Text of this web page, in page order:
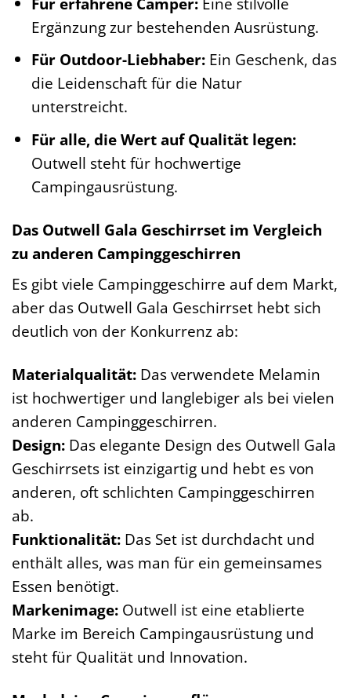
Ergänzung zur bestehenden Ausrüstung.
Für Outdoor-Liebhaber:Ein Geschenk, das
die Leidenschaft für die Natur
unterstreicht.
Für alle, die Wert auf Qualität legen:
Outwell steht für hochwertige
Campingausrüstung.
Das Outwell Gala Geschirrset im Vergleich
zu anderen Campinggeschirren
Es gibt viele Campinggeschirre auf dem Markt,
aber das Outwell Gala Geschirrset hebt sich
deutlich von der Konkurrenz ab:
Materialqualität: Das verwendete Melamin
ist hochwertiger und langlebiger als bei vielen
anderen Campinggeschirren.
Design: Das elegante Design des Outwell Gala
Geschirrsets ist einzigartig und hebt es von
anderen, oft schlichten Campinggeschirren
ab.
Funktionalität: Das Set ist durchdacht und
enthält alles, was man für ein gemeinsames
Essen benötigt.
Markenimage: Outwell ist eine etablierte
Marke im Bereich Campingausrüstung und
steht für Qualität und Innovation.